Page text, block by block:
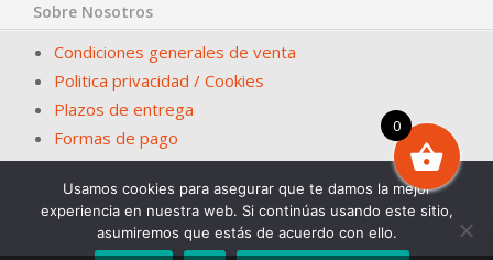
Sobre Nosotros
Condiciones generales de venta
Politica privacidad / Cookies
Plazos de entrega
Formas de pago
© Papelería San Fernando – La Casa del Ayuntamiento. En
Sevilla desde 1983
Diseña. 2Grcolor.com
0
Usamos cookies para asegurar que te damos la mejor
experiencia en nuestra web. Si continúas usando este sitio,
asumiremos que estás de acuerdo con ello.